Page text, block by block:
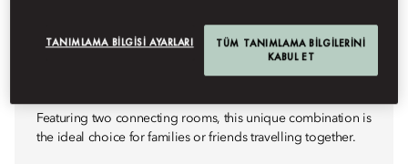
Featuring two connecting rooms, this unique combination is
the ideal choice for families or friends travelling together.
TANIMLAMA BILGISI AYARLARI
TÜM TANIMLAMA BILGILERINI
KABUL ET